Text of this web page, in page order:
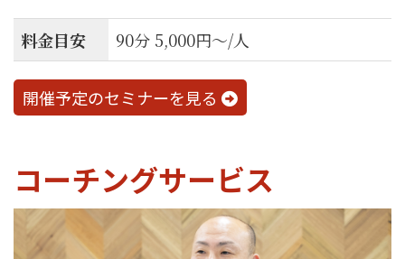
料金目安 90分 5,000円〜/人
開催予定のセミナーを見る
コーチングサービス